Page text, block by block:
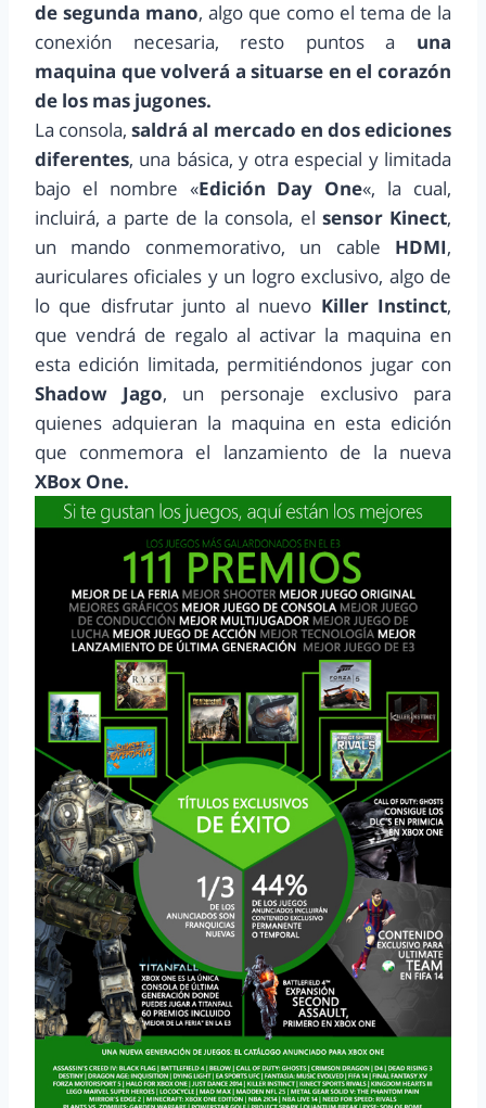
de segunda mano, algo que como el tema de la
conexión necesaria, resto puntos a una
maquina que volverá a situarse en el corazón
de los mas jugones.
La consola,saldrá al mercado en dos ediciones
diferentes, una básica, y otra especial y limitada
bajo el nombre «Edición Day One«, la cual,
incluirá, a parte de la consola, el sensor Kinect,
un mando conmemorativo, un cable HDMI,
auriculares oficiales y un logro exclusivo, algo de
lo que disfrutar junto al nuevo Killer Instinct,
que vendrá de regalo al activar la maquina en
esta edición limitada, permitiéndonos jugar con
Shadow Jago, un personaje exclusivo para
quienes adquieran la maquina en esta edición
que conmemora el lanzamiento de la nueva
XBox One.